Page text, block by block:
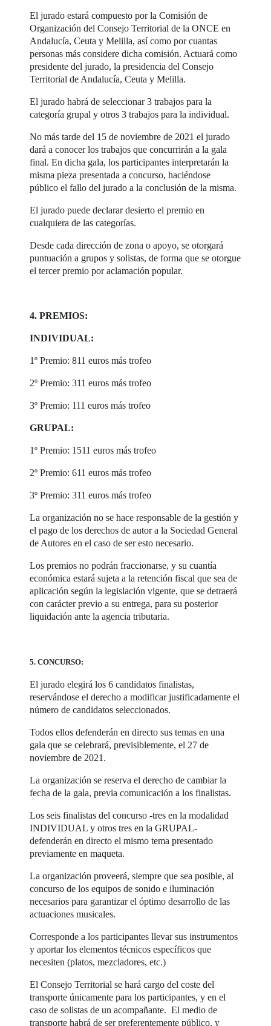
El jurado estará compuesto por la Comisión de
Organización del Consejo Territorial de la ONCE en
Andalucía, Ceuta y Melilla, así como por cuantas
personas más considere dicha comisión. Actuará como
presidente del jurado, la presidencia del Consejo
Territorial de Andalucía, Ceuta y Melilla.
El jurado habrá de seleccionar 3 trabajos para la
categoría grupal y otros 3 trabajos para la individual.
No más tarde del 15 de noviembre de 2021 el jurado
dará a conocer los trabajos que concurrirán a la gala
final. En dicha gala, los participantes interpretarán la
misma pieza presentada a concurso, haciéndose
público el fallo del jurado a la conclusión de la misma.
El jurado puede declarar desierto el premio en
cualquiera de las categorías.
Desde cada dirección de zona o apoyo, se otorgará
puntuación a grupos y solistas, de forma que se otorgue
el tercer premio por aclamación popular.
4. PREMIOS:
INDIVIDUAL:
1º Premio: 811 euros más trofeo
2º Premio: 311 euros más trofeo
3º Premio: 111 euros más trofeo
GRUPAL:
1º Premio: 1511 euros más trofeo
2º Premio: 611 euros más trofeo
3º Premio: 311 euros más trofeo
La organización no se hace responsable de la gestión y
el pago de los derechos de autor a la Sociedad General
de Autores en el caso de ser esto necesario.
Los premios no podrán fraccionarse, y su cuantía
económica estará sujeta a la retención fiscal que sea de
aplicación según la legislación vigente, que se detraerá
con carácter previo a su entrega, para su posterior
liquidación ante la agencia tributaria.
5. CONCURSO:
El jurado elegirá los 6 candidatos finalistas,
reservándose el derecho a modificar justificadamente el
número de candidatos seleccionados.
Todos ellos defenderán en directo sus temas en una
gala que se celebrará, previsiblemente, el 27 de
noviembre de 2021.
La organización se reserva el derecho de cambiar la
fecha de la gala, previa comunicación a los finalistas.
Los seis finalistas del concurso -tres en la modalidad
INDIVIDUAL y otros tres en la GRUPAL-
defenderán en directo el mismo tema presentado
previamente en maqueta.
La organización proveerá, siempre que sea posible, al
concurso de los equipos de sonido e iluminación
necesarios para garantizar el óptimo desarrollo de las
actuaciones musicales.
Corresponde a los participantes llevar sus instrumentos
y aportar los elementos técnicos específicos que
necesiten (platos, mezcladores, etc.)
El Consejo Territorial se hará cargo del coste del
transporte únicamente para los participantes, y en el
caso de solistas de un acompañante. El medio de
transporte habrá de ser preferentemente público, y